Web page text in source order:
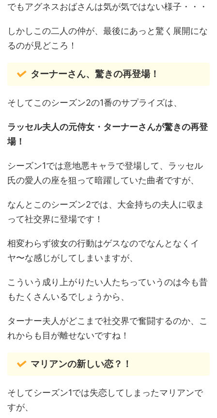
でもアグネスおばさんは気が気ではない様子・・・
しかしこの二人の仲が、最後にあっと驚く展開にな
るのが見どころ！
ターナーさん、驚きの再登場！
そしてこのシーズン2の1番のサプライズは、
ラッセル夫人の元侍女・ターナーさんが驚きの再登
場！
シーズン1では意地悪キャラで登場して、ラッセル
氏の愛人の座を狙って暗躍していた曲者ですが、
なんとこのシーズン2では、大金持ちの夫人に収ま
って社交界に登場です！
相変わらず彼女の行動はゲスなのでなんとなくイ
ヤ〜な感じがしてしまいますが、
こういう成り上がりたい人たちっていうのは今も昔
もたくさんいるでしょうから、
ターナー夫人がどこまで社交界で奮闘するのか、こ
れからも目が離せないですね！
マリアンの新しい恋？！
そしてシーズン1では失恋してしまったマリアンで
すが、